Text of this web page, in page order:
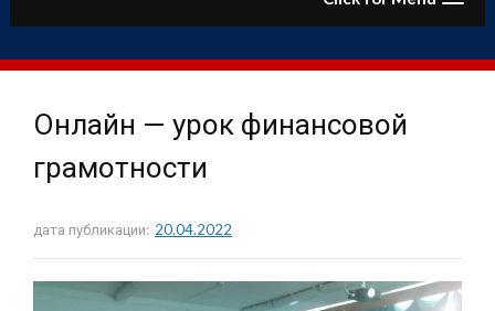
Онлайн — урок финансовой
грамотности
дата публикации: 20.04.2022